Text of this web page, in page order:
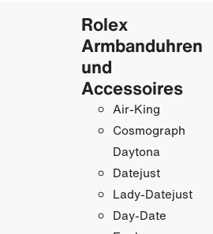
Rolex
Armbanduhren
und
Accessoires
Air-King
Cosmograph
Daytona
Datejust
Lady-Datejust
Day-Date